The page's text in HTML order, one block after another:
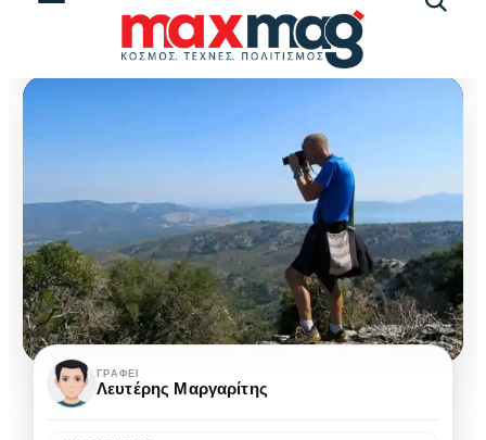
Mats
Randow:
ΓΡΆΦΕΙ
Λευτέρης Μαργαρίτης